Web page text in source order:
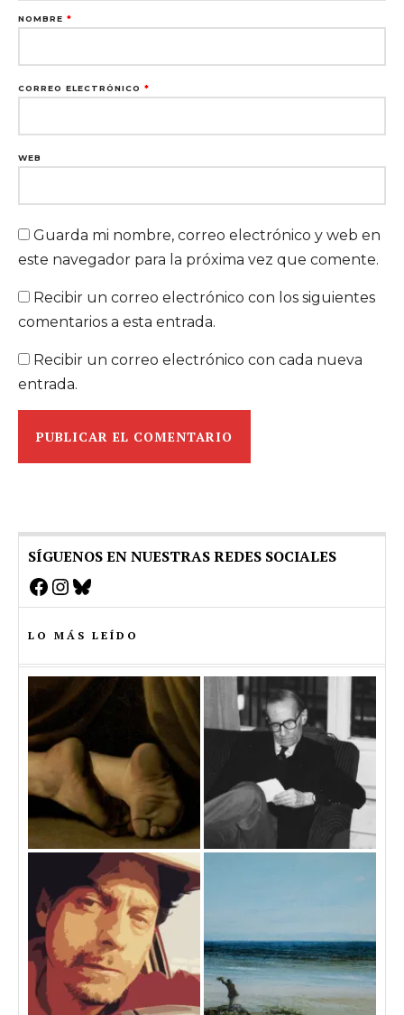
NOMBRE *
CORREO ELECTRÓNICO *
WEB
Guarda mi nombre, correo electrónico y web en
este navegador para la próxima vez que comente.
Recibir un correo electrónico con los siguientes
comentarios a esta entrada.
Recibir un correo electrónico con cada nueva
entrada.
SÍGUENOS EN NUESTRAS REDES SOCIALES
Facebook
Instagram
Bluesky
LO MÁS LEÍDO